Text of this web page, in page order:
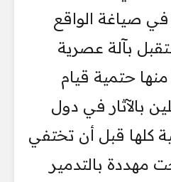
في صياغة الواقع
بآلة عصرية
حتمية قيام
بالآثار في دول
كلها قبل أن تختفي
مهددة بالتدمير